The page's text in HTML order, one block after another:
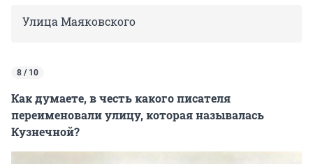
Улица Маяковского
8 / 10
Как думаете, в честь какого писателя
переименовали улицу, которая называлась
Кузнечной?